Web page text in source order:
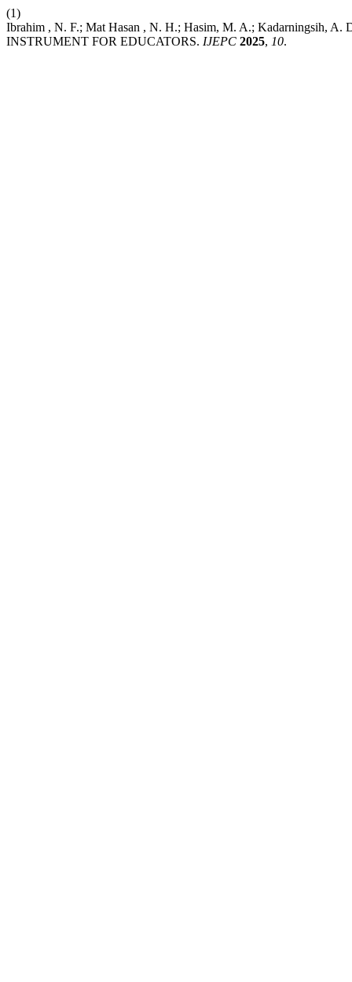
(1)
Ibrahim , N. F.; Mat Hasan , N. H.; Hasim, M. A.;
INSTRUMENT FOR EDUCATORS. IJEPC 2025, 10.